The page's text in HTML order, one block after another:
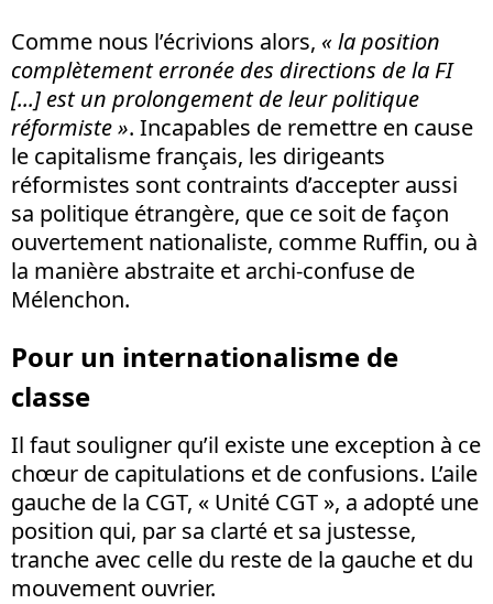
Comme nous l’écrivions alors, « la position
complètement erronée des directions de la FI
[...] est un prolongement de leur politique
réformiste». Incapables de remettre en cause
le capitalisme français, les dirigeants
réformistes sont contraints d’accepter aussi
sa politique étrangère, que ce soit de façon
ouvertement nationaliste, comme Ruffin, ou à
la manière abstraite et archi-confuse de
Mélenchon.
Pour un internationalisme de
classe
Il faut souligner qu’il existe une exception à ce
chœur de capitulations et de confusions. L’aile
gauche de la CGT, « Unité CGT », a adopté une
position qui, par sa clarté et sa justesse,
tranche avec celle du reste de la gauche et du
mouvement ouvrier.